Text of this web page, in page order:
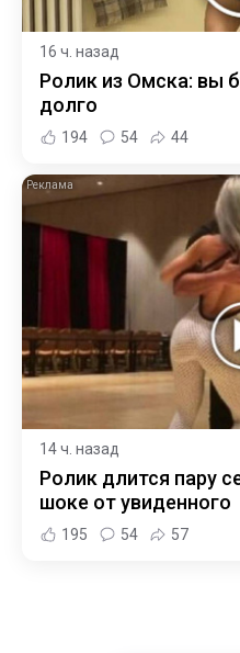
16 ч. назад
Ролик из Омска: вы
долго
194 54 44
14 ч. назад
Ролик длится пару
шоке от увиденного
195 54 57